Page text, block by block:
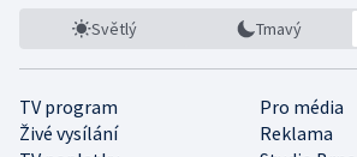
Světlý Tmavý
TV program
Pro média
Živé vysílání
Reklama